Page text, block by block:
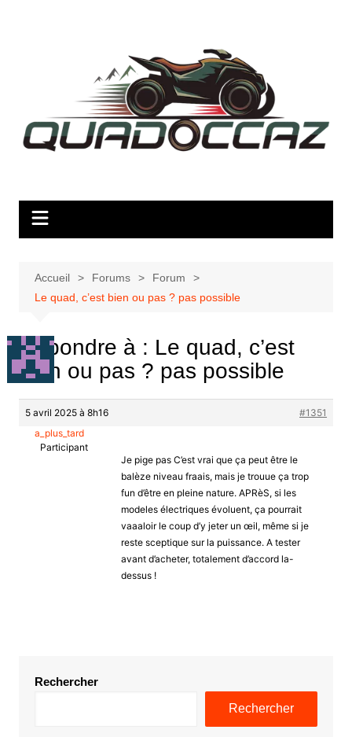
Accueil Forums
Forum
Le quad, c’est bien ou pas ? pas possible
Répondre à : Le quad, c’est
bien ou pas ? pas possible
5 avril 2025 à 8h16
#1351
a_plus_tard
Participant
Je pige pas C’est vrai que ça peut être le
balèze niveau fraais, mais je trouue ça trop
fun d’être en pleine nature. APRèS, si les
modeles électriques évoluent, ça pourrait
vaaaloir le coup d’y jeter un œil, même si je
reste sceptique sur la puissance. A tester
avant d’acheter, totalement d’accord la-
dessus !
Rechercher
Rechercher